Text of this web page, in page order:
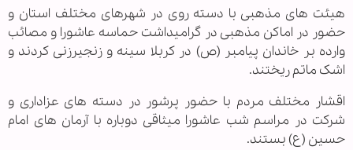
هیئت های مذهبی با دسته روی در شهرهای مختلف استان و
حضور در اماکن مذهبی در گرامیداشت حماسه عاشورا و مصائب
وارده بر خاندان پیامبر (ص) در کربلا سینه و زنجیرزنی کردند و
اشک ماتم ریختند.
اقشار مختلف مردم با حضور پرشور در دسته های عزاداری و
شرکت در مراسم شب عاشورا میثاقی دوباره با آرمان های امام
حسین (ع) بستند.